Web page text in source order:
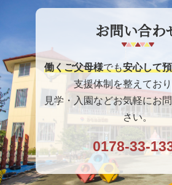
お問い合わ
働くご父母様でも安心して
支援体制を整えており
見学・入園などお気軽にお
さい。
0178-33-